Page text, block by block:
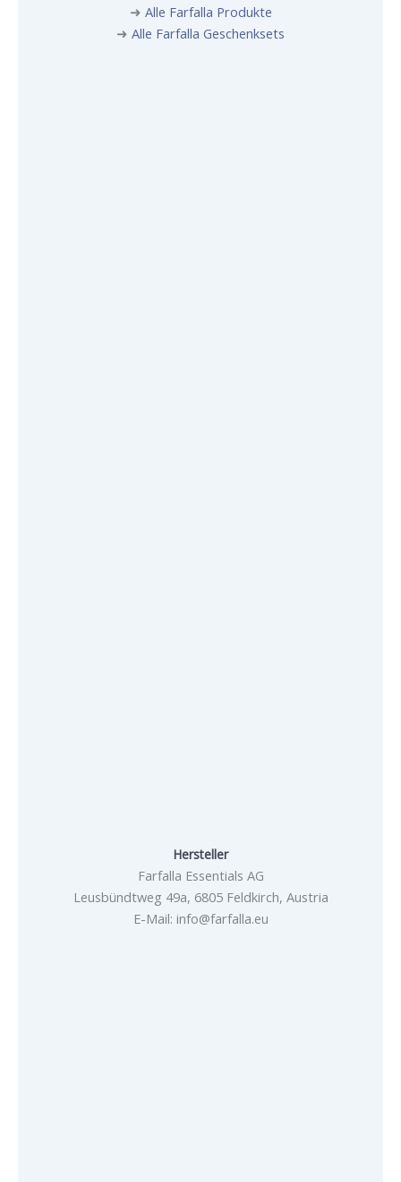
➜ Alle Farfalla Produkte
➜ Alle Farfalla Geschenksets
Hersteller
Farfalla Essentials AG
Leusbündtweg 49a, 6805 Feldkirch, Austria
E-Mail: info@farfalla.eu